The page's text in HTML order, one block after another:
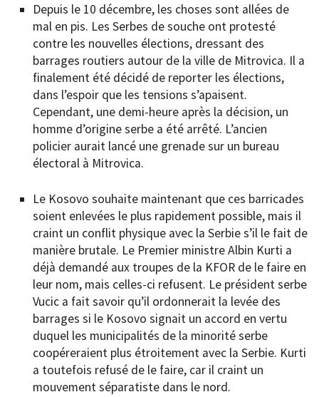
Depuis le 10 décembre, les choses sont allées de
mal en pis. Les Serbes de souche ont protesté
contre les nouvelles élections, dressant des
barrages routiers autour de la ville de Mitrovica. Il a
finalement été décidé de reporter les élections,
dans l’espoir que les tensions s’apaisent.
Cependant, une demi-heure après la décision, un
homme d’origine serbe a été arrêté. L’ancien
policier aurait lancé une grenade sur un bureau
électoral à Mitrovica.
Le Kosovo souhaite maintenant que ces barricades
soient enlevées le plus rapidement possible, mais il
craint un conflit physique avec la Serbie s’il le fait de
manière brutale. Le Premier ministre Albin Kurti a
déjà demandé aux troupes de la KFOR de le faire en
leur nom, mais celles-ci refusent. Le président serbe
Vucic a fait savoir qu’il ordonnerait la levée des
barrages si le Kosovo signait un accord en vertu
duquel les municipalités de la minorité serbe
coopéreraient plus étroitement avec la Serbie. Kurti
a toutefois refusé de le faire, car il craint un
mouvement séparatiste dans le nord.